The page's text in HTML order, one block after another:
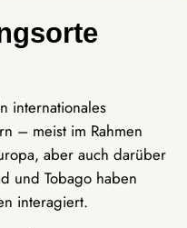
internationales
– meist im Rahmen
aber auch darüber
und Tobago haben
interagiert.